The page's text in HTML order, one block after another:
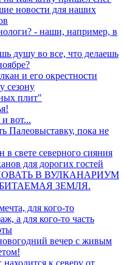
новости для наших
- наши, например, в
душу во все, что делаешь
и его окрестности
сезону
плит"
вот...
Палеовыставку, пока не
в свете северного сияния
для дорогих гостей
В ВУЛКАНАРИУМ
ЗЕМЛЯ.
для кого-то
а для кого-то часть
вечер с живым
к северу от